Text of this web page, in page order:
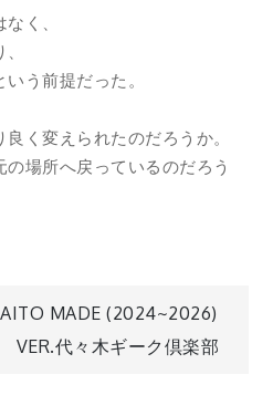
く、
う前提だった。
く変えられたのだろうか。
場所へ戻っているのだろう
MADE (2024~2026)
VER.代々木ギーク倶楽部